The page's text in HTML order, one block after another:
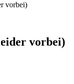
vorbei)
vorbei)